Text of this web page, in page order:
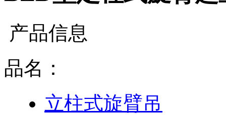
产品信息
品名：
立柱式旋臂吊